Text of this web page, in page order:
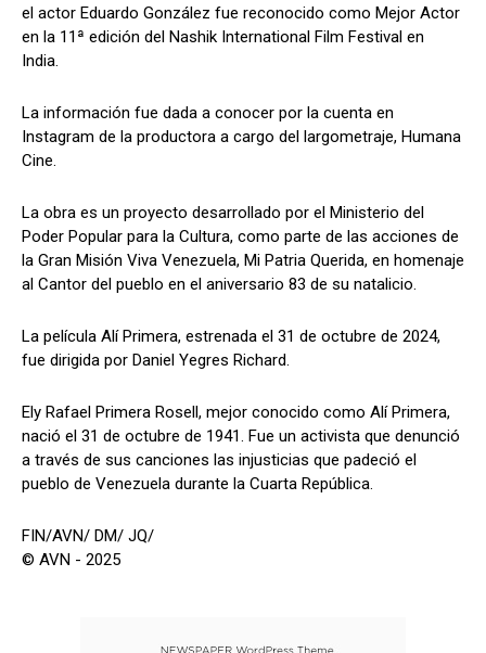
el actor Eduardo González fue reconocido como Mejor Actor
en la 11ª edición del Nashik International Film Festival en
India.
La información fue dada a conocer por la cuenta en
Instagram de la productora a cargo del largometraje, Humana
Cine.
La obra es un proyecto desarrollado por el Ministerio del
Poder Popular para la Cultura, como parte de las acciones de
la Gran Misión Viva Venezuela, Mi Patria Querida, en homenaje
al Cantor del pueblo en el aniversario 83 de su natalicio.
La película Alí Primera, estrenada el 31 de octubre de 2024,
fue dirigida por Daniel Yegres Richard.
Ely Rafael Primera Rosell, mejor conocido como Alí Primera,
nació el 31 de octubre de 1941. Fue un activista que denunció
a través de sus canciones las injusticias que padeció el
pueblo de Venezuela durante la Cuarta República.
FIN/AVN/ DM/ JQ/
© AVN - 2025